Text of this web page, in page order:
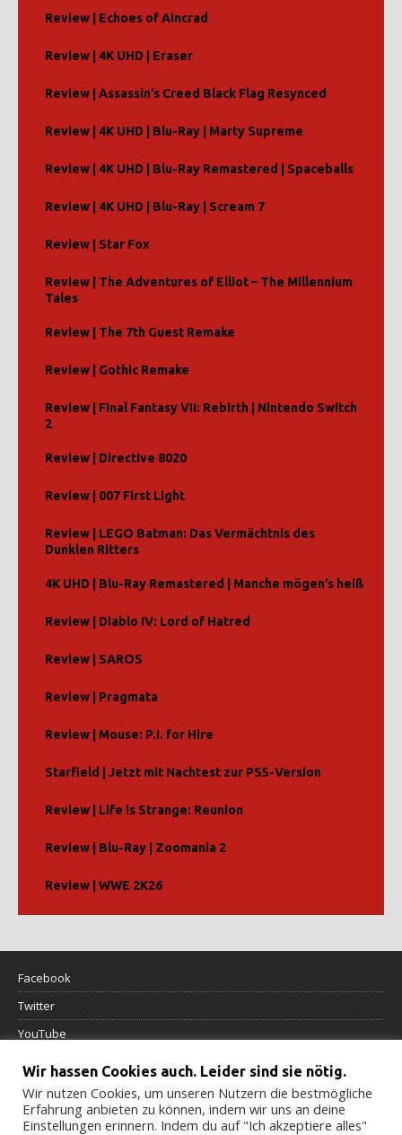
Review | Echoes of Aincrad
Review | 4K UHD | Eraser
Review | Assassin’s Creed Black Flag Resynced
Review | 4K UHD | Blu-Ray | Marty Supreme
Review | 4K UHD | Blu-Ray Remastered | Spaceballs
Review | 4K UHD | Blu-Ray | Scream 7
Review | Star Fox
Review | The Adventures of Elliot – The Millennium
Tales
Review | The 7th Guest Remake
Review | Gothic Remake
Review | Final Fantasy VII: Rebirth | Nintendo Switch
2
Review | Directive 8020
Review | 007 First Light
Review | LEGO Batman: Das Vermächtnis des
Dunklen Ritters
4K UHD | Blu-Ray Remastered | Manche mögen’s heiß
Review | Diablo IV: Lord of Hatred
Review | SAROS
Review | Pragmata
Review | Mouse: P.I. for Hire
Starfield | Jetzt mit Nachtest zur PS5-Version
Review | Life is Strange: Reunion
Review | Blu-Ray | Zoomania 2
Review | WWE 2K26
Facebook
Twitter
YouTube
Datenschutzerklärung
Impressum
Wir hassen Cookies auch. Leider sind sie nötig.
Wir nutzen Cookies, um unseren Nutzern die bestmögliche
Erfahrung anbieten zu können, indem wir uns an deine
Einstellungen erinnern. Indem du auf "Ich akzeptiere alles"